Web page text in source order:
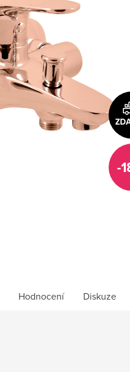
-
Hodnocení Diskuze